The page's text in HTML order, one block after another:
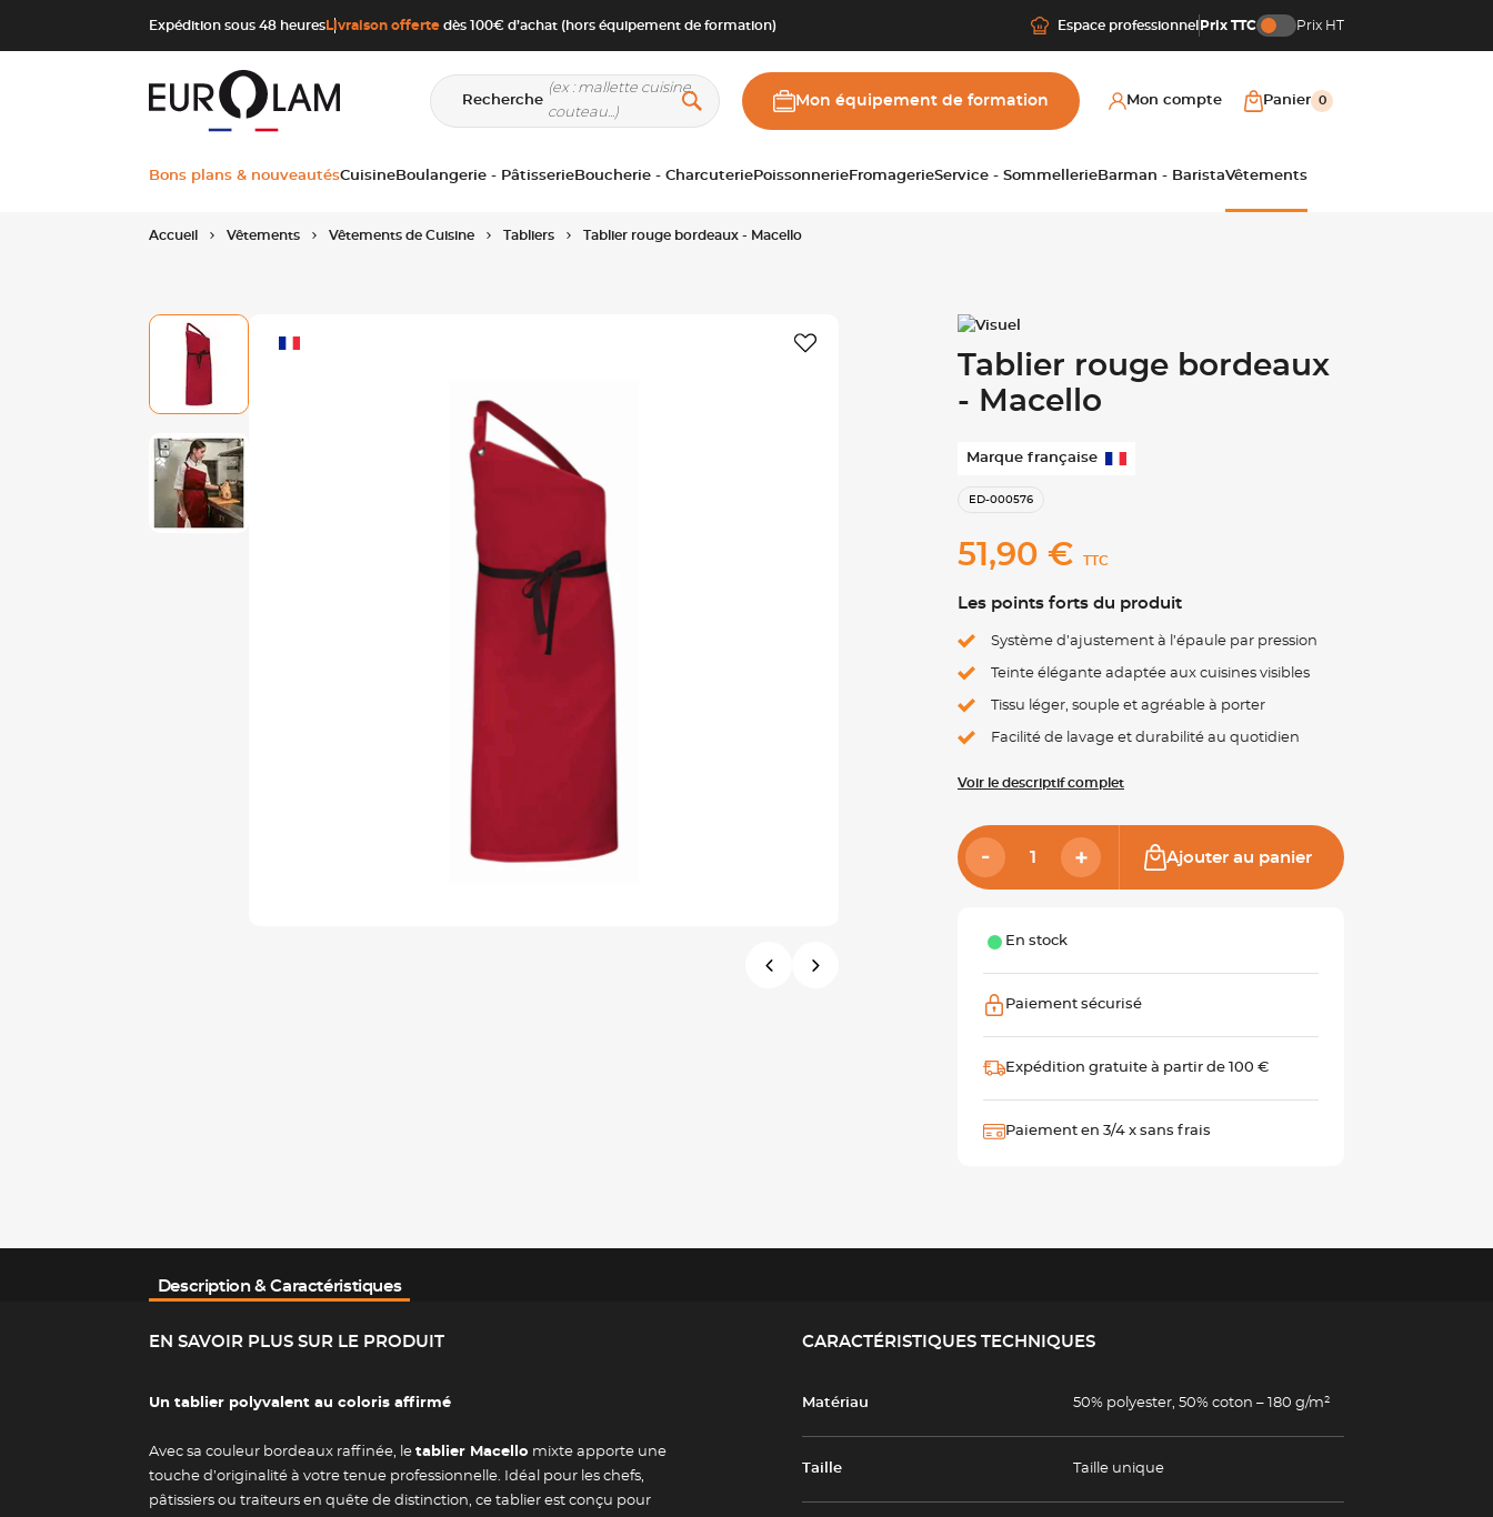
Expédition sous 48 heures Livraison offerte dès 100€ d’achat (hors équipement de formation) Espace professionnel Prix TTC Prix HT
Recherche Mon équipement de formation Mon compte Panier 0
Bons plans & nouveautésCuisine Boulangerie - Pâtisserie Boucherie - Charcuterie Poissonnerie FromagerieService - Sommellerie Barman - BaristaVêtements
Accueil Vêtements Vêtements de Cuisine Tabliers Tablier rouge bordeaux - Macello
Tablier rouge bordeaux
- Macello
Marque française
ED-000576
51,90 € TTC
Les points forts du produit
Système d’ajustement à l’épaule par pression
Teinte élégante adaptée aux cuisines visibles
Tissu léger, souple et agréable à porter
Facilité de lavage et durabilité au quotidien
Voir le descriptif complet
Ajouter au panier
En stock
Paiement sécurisé
Expédition gratuite à partir de 100 €
Paiement en 3/4 x sans frais
Description & Caractéristiques
EN SAVOIR PLUS SUR LE PRODUIT
Un tablier polyvalent au coloris affirmé
Avec sa couleur bordeaux raffinée, le tablier Macello mixte apporte une
touche d’originalité à votre tenue professionnelle. Idéal pour les chefs,
pâtissiers ou traiteurs en quête de distinction, ce tablier est conçu pour
CARACTÉRISTIQUES TECHNIQUES
Matériau 50% polyester, 50% coton – 180 g/m²
Taille Taille unique